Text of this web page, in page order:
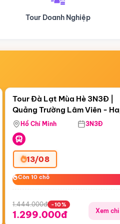
Du lịch Hành Hương
Còn05 ngày 10:15:34
Tour Đà Lạt Mùa Hè 3N3Đ |
Quảng Trường Lâm Viên -
Hill - Puppy Farm
Hồ Chí Minh 3N3Đ
13/08
Còn 10 chỗ
Còn 10 chỗ
1.444.000đ -10%
1.299.000đ Xem